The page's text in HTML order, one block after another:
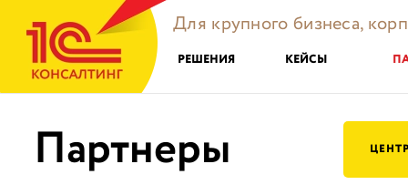
Для крупного бизнеса,
РЕШЕНИЯ КЕЙСЫ
Партнеры